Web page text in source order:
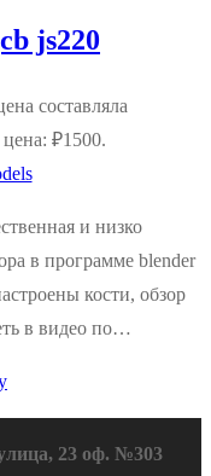
js220
составляла
₽1500.
и низко
в программе blender
кости, обзор
в видео по…
23 оф. №303